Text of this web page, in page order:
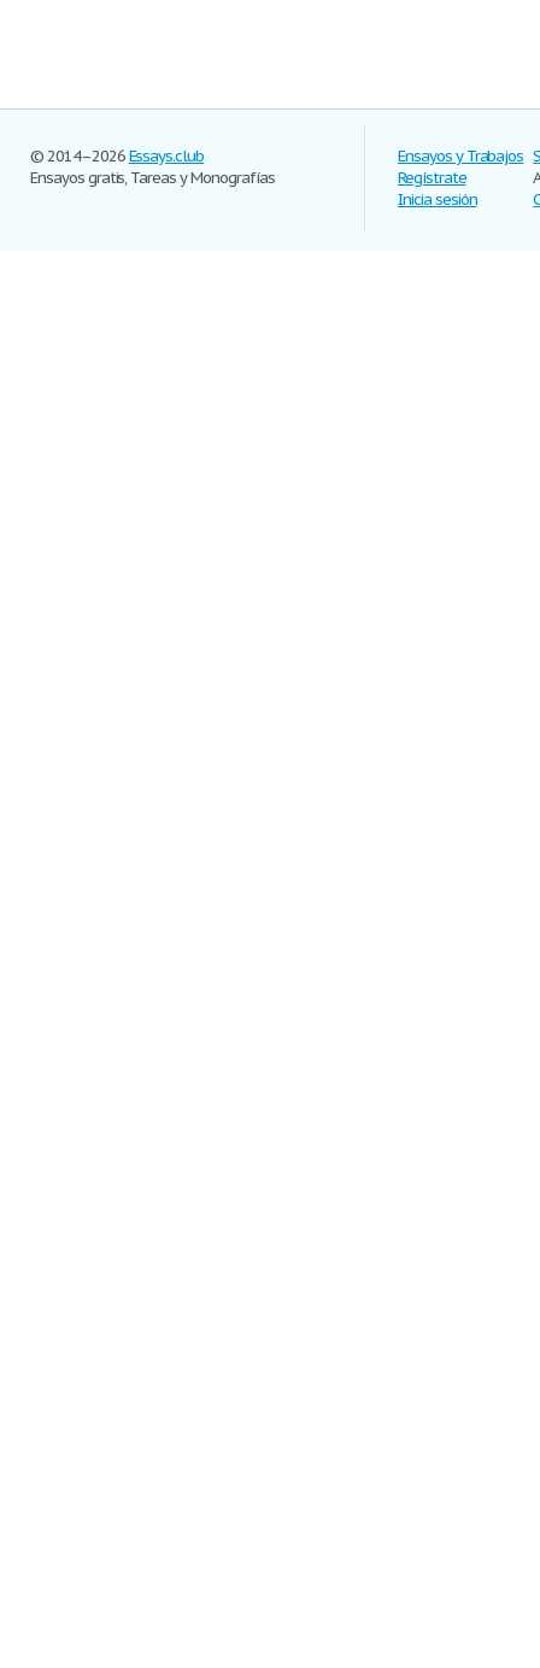
© 2014–2026Essays.club
Ensayos gratis, Tareas y Monografías
Ensayos y Trabajos
Regístrate
Inicia sesión